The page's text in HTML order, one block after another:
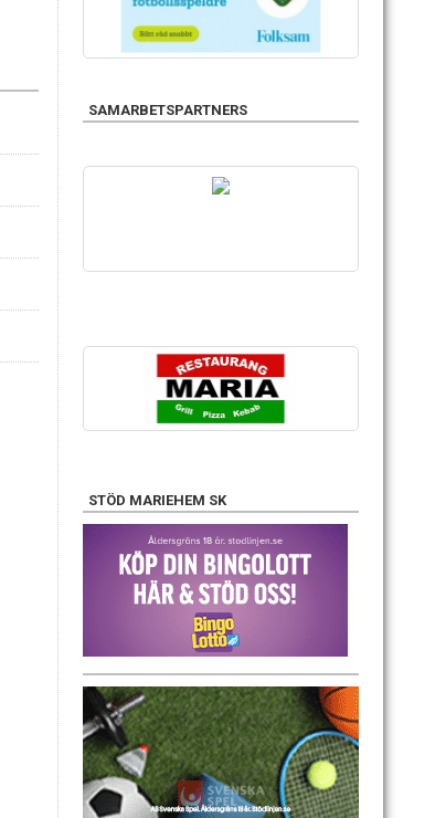
SAMARBETSPARTNERS
STÖD MARIEHEM SK